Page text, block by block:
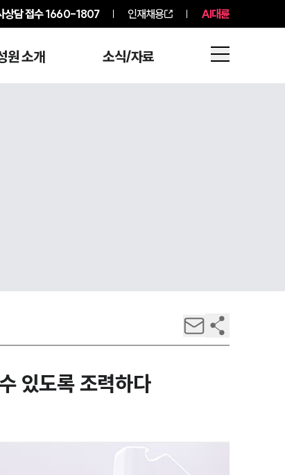
상담 접수1660-1807 인재채용 AI대륜
원 소개 소식/자료
있도록 조력하다